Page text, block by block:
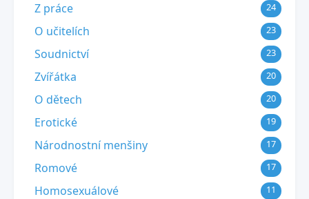
Z práce 24
O učitelích 23
Soudnictví 23
Zvířátka 20
O dětech 20
Erotické 19
Národnostní menšiny 17
Romové 17
Homosexuálové 11